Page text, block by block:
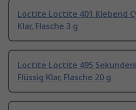
Loctite Loctite 401 Klebend
Klar, Flasche 3 g
Loctite Loctite 495
Flüssig Klar, Flasche 20 g